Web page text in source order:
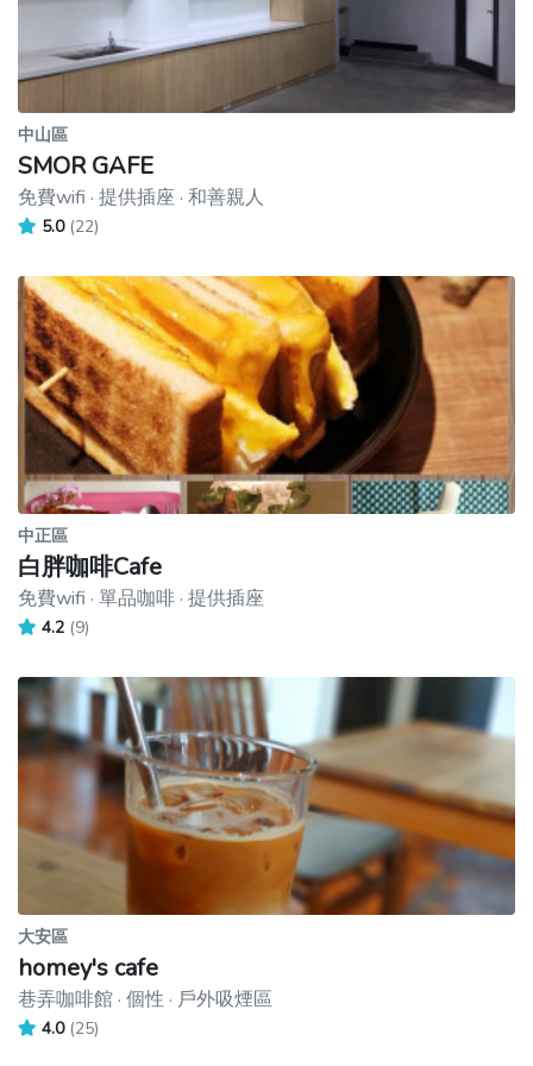
中山區
SMOR GAFE
免費wifi · 提供插座 · 和善親人
5.0 (22)
中正區
白胖咖啡Cafe
免費wifi · 單品咖啡 · 提供插座
4.2 (9)
大安區
homey's cafe
巷弄咖啡館 · 個性 · 戶外吸煙區
4.0 (25)